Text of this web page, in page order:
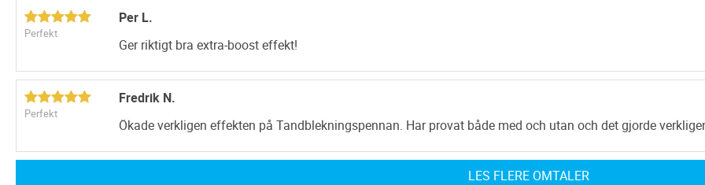
Perfekt
Per L.
Ger riktigt bra extra-boost effekt!
Perfekt
Fredrik N.
Ökade verkligen effekten på Tandblekningspennan. Har provat både med och utan och det gjorde
LES FLERE OMTALER